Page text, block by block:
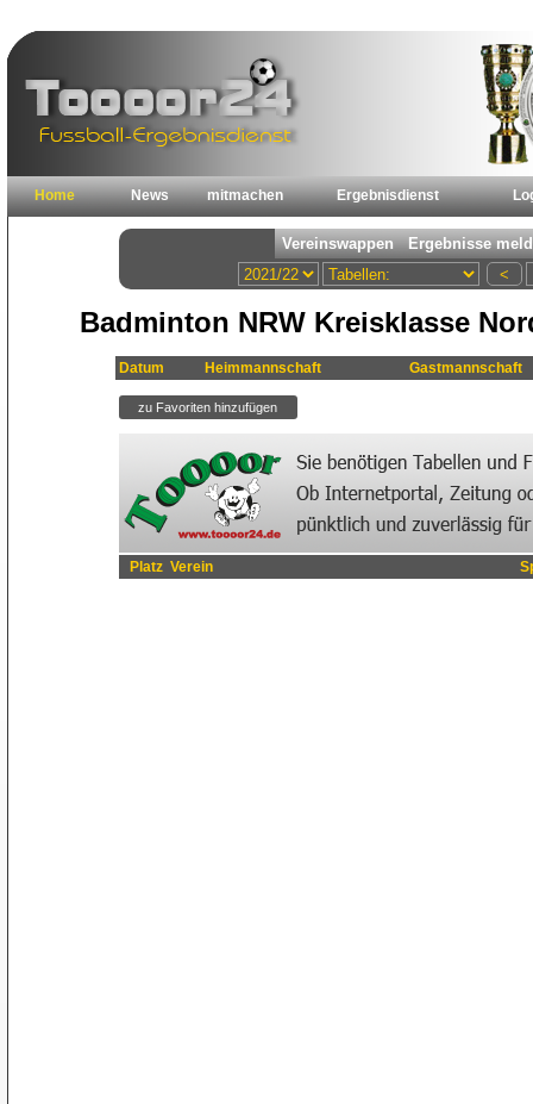
Home News mitmachen Ergebnisdienst
Badminton NRW Kreisklasse
Datum Heimmannschaft Gastmannschaft
Platz Verein